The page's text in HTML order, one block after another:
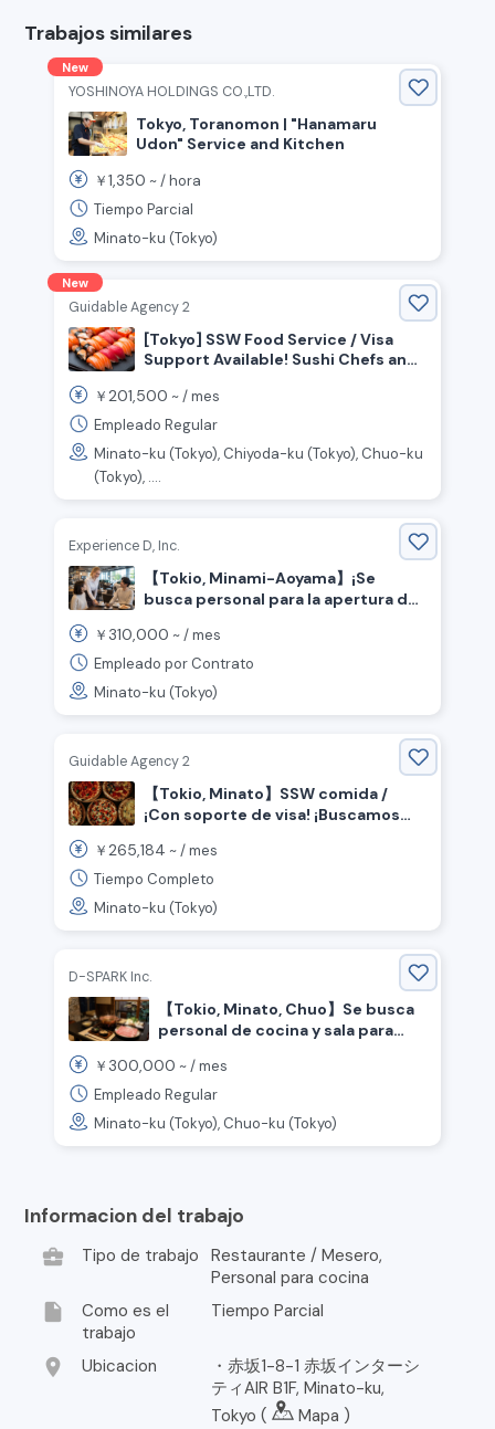
Trabajos similares
New
YOSHINOYA HOLDINGS CO.,LTD.
Tokyo, Toranomon | "Hanamaru
Udon" Service and Kitchen
￥1,350 ~ /hora
Tiempo Parcial
Minato-ku (Tokyo)
New
Guidable Agency 2
[Tokyo] SSW Food Service / Visa
Support Available! Sushi Chefs and
￥201,500 ~ /mes
Empleado Regular
Minato-ku (Tokyo), Chiyoda-ku (Tokyo), Chuo-ku
(Tokyo), ....
Experience D, Inc.
【Tokio, Minami-Aoyama】¡Se
busca personal para la apertura de
Honda!
￥ 310,000 ~ /mes
Empleado por Contrato
Minato-ku (Tokyo)
Guidable Agency 2
【Tokio, Minato】SSW comida /
¡Con soporte de visa! ¡Buscamos
￥265,184 ~ /mes
Tiempo Completo
Minato-ku (Tokyo)
D-SPARK Inc.
【Tokio, Minato, Chuo】Se busca
personal de cocina y sala para
￥ 300,000 ~ /mes
Empleado Regular
Minato-ku (Tokyo), Chuo-ku (Tokyo)
Informacion del trabajo
business_center
Tipo de trabajo Restaurante / Mesero,
Personal para cocina
insert_drive_file
Como es el
trabajo
Tiempo Parcial
location_on Ubicacion
・赤坂1-8-1 赤坂インターシ
ティAIR B1F, Minato-ku,
Tokyo (
Mapa )